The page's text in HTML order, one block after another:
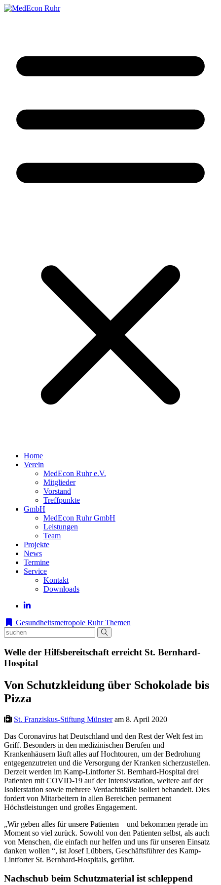
Home
Verein
MedEcon Ruhr e.V.
Mitglieder
Vorstand
Treffpunkte
GmbH
MedEcon Ruhr GmbH
Leistungen
Team
Projekte
News
Termine
Service
Kontakt
Downloads
Gesundheitsmetropole Ruhr Themen
Welle der Hilfsbereitschaft erreicht St. Bernhard-
Hospital
Von Schutzkleidung über Schokolade bis
Pizza
St. Franziskus-Stiftung Münsteram 8. April 2020
Das Coronavirus hat Deutschland und den Rest der Welt fest im
Griff. Besonders in den medizinischen Berufen und
Krankenhäusern läuft alles auf Hochtouren, um der Bedrohung
entgegenzutreten und die Versorgung der Kranken sicherzustellen.
Derzeit werden im Kamp-Lintforter St. Bernhard-Hospital drei
Patienten mit COVID-19 auf der Intensivstation, weitere auf der
Isolierstation sowie mehrere Verdachtsfälle isoliert behandelt. Dies
fordert von Mitarbeitern in allen Bereichen permanent
Höchstleistungen und großes Engagement.
„Wir geben alles für unsere Patienten – und bekommen gerade im
Moment so viel zurück. Sowohl von den Patienten selbst, als auch
von Menschen, die einfach nur helfen und uns für unseren Einsatz
danken wollen “, ist Josef Lübbers, Geschäftsführer des Kamp-
Lintforter St. Bernhard-Hospitals, gerührt.
Nachschub beim Schutzmaterial ist schleppend